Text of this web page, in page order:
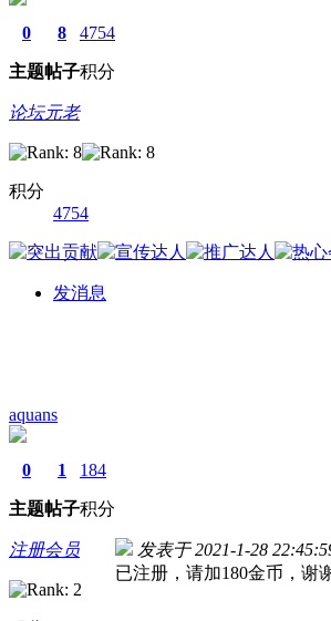
0
主题
8
帖子
4754
积分
论坛元老
积分
4754
发消息
aquans
0
主题
1
帖子
184
积分
注册会员 发表于 2021-1-28
已注册，请加180金币，谢